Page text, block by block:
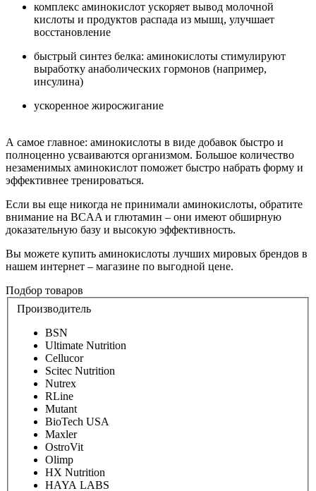
комплекс аминокислот ускоряет вывод молочной
кислоты и продуктов распада из мышц, улучшает
восстановление
быстрый синтез белка: аминокислоты стимулируют
выработку анаболических гормонов (например,
инсулина)
ускоренное жиросжигание
А самое главное: аминокислоты в виде добавок быстро и
полноценно усваиваются организмом. Большое количество
незаменимых аминокислот поможет быстро набрать форму и
эффективнее тренироваться.
Если вы еще никогда не принимали аминокислоты, обратите
внимание на BCAA и глютамин – они имеют обширную
доказательную базу и высокую эффективность.
Вы можете купить аминокислоты лучших мировых брендов в
нашем интернет – магазине по выгодной цене.
Подбор товаров
Производитель
BSN
Ultimate Nutrition
Cellucor
Scitec Nutrition
Nutrex
RLine
Mutant
BioTech USA
Maxler
OstroVit
Olimp
HX Nutrition
HAYA LABS